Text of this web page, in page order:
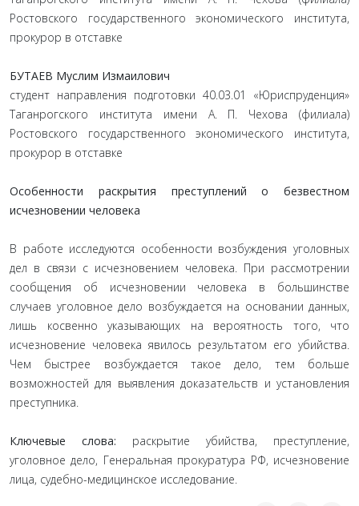
Ростовского государственного экономического института,
прокурор в отставке
БУТАЕВ Муслим Измаилович
студент направления подготовки 40.03.01 «Юриспруденция»
Таганрогского института имени А. П. Чехова (филиала)
Ростовского государственного экономического института,
прокурор в отставке
Особенности раскрытия преступлений о безвестном
исчезновении человека
В работе исследуются особенности возбуждения уголовных
дел в связи с исчезновением человека. При рассмотрении
сообщения об исчезновении человека в большинстве
случаев уголовное дело возбуждается на основании данных,
лишь косвенно указывающих на вероятность того, что
исчезновение человека явилось результатом его убийства.
Чем быстрее возбуждается такое дело, тем больше
возможностей для выявления доказательств и установления
преступника.
Ключевые слова: раскрытие убийства, преступление,
уголовное дело, Генеральная прокуратура РФ, исчезновение
лица, судебно-медицинское исследование.